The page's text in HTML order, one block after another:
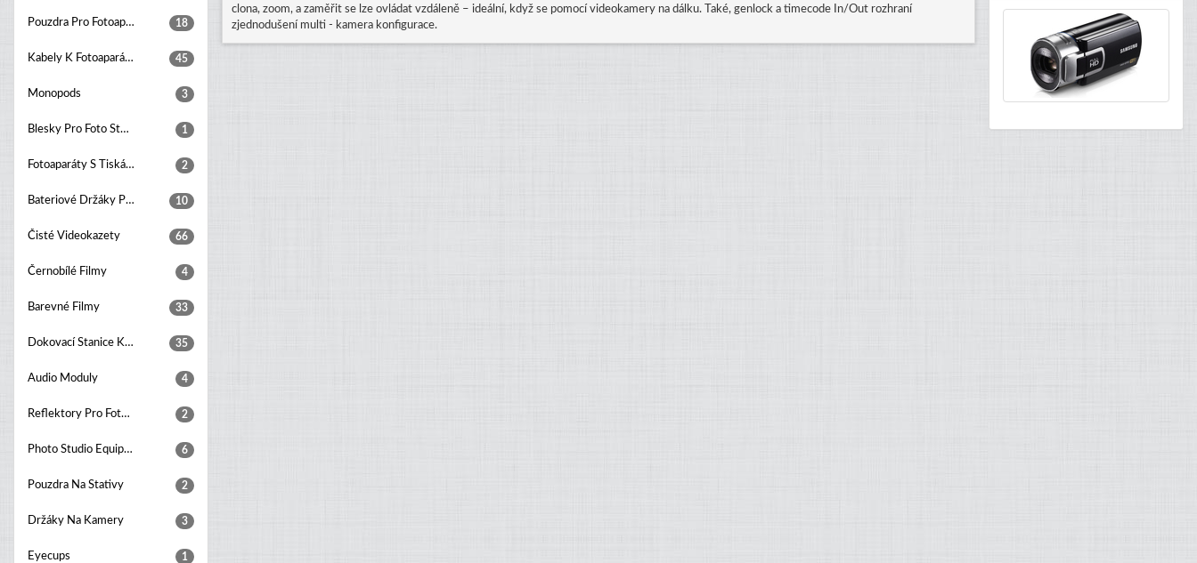
clona, zoom, a zaměřit se lze ovládat vzdáleně – ideální, když se pomocí videokamery na dálku. Také, genlock a timecode In/Out rozhraní
zjednodušení multi - kamera konfigurace.
Pouzdra Pro Fotoaparáty 18
Kabely K Fotoaparátům 45
Monopods 3
Blesky Pro Foto Studia 1
Fotoaparáty S Tiskárnou 2
Bateriové Držáky Pro Digitální Fotoaparáty 10
Čisté Videokazety 66
Černobílé Filmy 4
Barevné Filmy 33
Dokovací Stanice K Fotoaparátu 35
Audio Moduly 4
Reflektory Pro Foto Studia 2
Photo Studio Equipment Sets 6
Pouzdra Na Stativy 2
Držáky Na Kamery 3
Eyecups 1